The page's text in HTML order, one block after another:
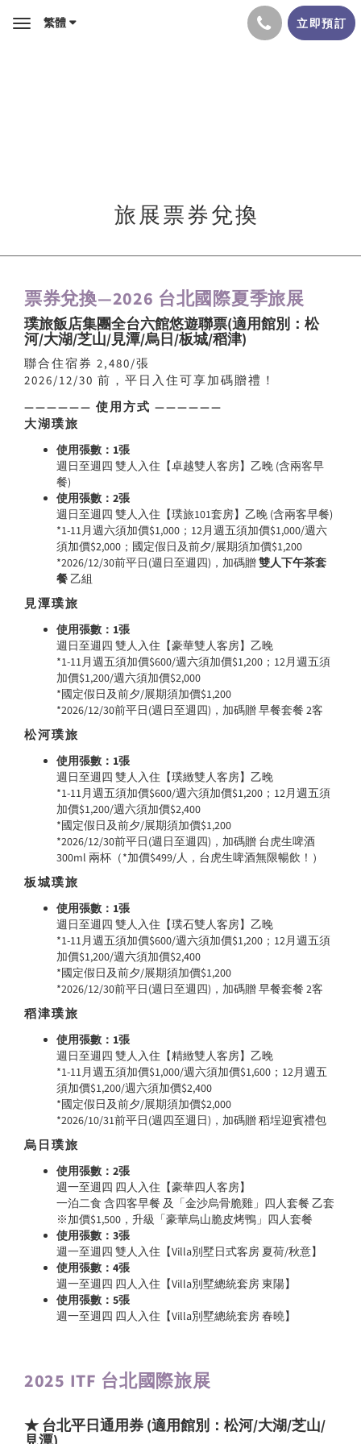
Toggle繁體 立即預訂
旅展票券兌換
票券兌換—2026 台北國際夏季旅展
璞旅飯店集團全台六館悠遊聯票(適用館別：松
河/大湖/芝山/見潭/烏日/板城/稻津)
聯合住宿券 2,480/張
2026/12/30 前，平日入住可享加碼贈禮！
—————— 使用方式 ——————
大湖璞旅
使用張數：1張
週日至週四 雙人入住【卓越雙人客房】乙晚 (含兩客早
餐)
使用張數：2張
週日至週四 雙人入住【璞旅101套房】乙晚 (含兩客早餐)
*1-11月週六須加價$1,000；12月週五須加價$1,000/週六
須加價$2,000；國定假日及前夕/展期須加價$1,200
*2026/12/30前平日(週日至週四)，加碼贈雙人下午茶套
餐乙組
見潭璞旅
使用張數：1張
週日至週四 雙人入住【豪華雙人客房】乙晚
*1-11月週五須加價$600/週六須加價$1,200；12月週五須
加價$1,200/週六須加價$2,000
*國定假日及前夕/展期須加價$1,200
*2026/12/30前平日(週日至週四)，加碼贈 早餐套餐 2客
松河璞旅
使用張數：1張
週日至週四 雙人入住【璞緻雙人客房】乙晚
*1-11月週五須加價$600/週六須加價$1,200；12月週五須
加價$1,200/週六須加價$2,400
*國定假日及前夕/展期須加價$1,200
*2026/12/30前平日(週日至週四)，加碼贈 台虎生啤酒
300ml 兩杯（*加價$499/人，台虎生啤酒無限暢飲！）
板城璞旅
使用張數：1張
週日至週四 雙人入住【璞石雙人客房】乙晚
*1-11月週五須加價$600/週六須加價$1,200；12月週五須
加價$1,200/週六須加價$2,400
*國定假日及前夕/展期須加價$1,200
*2026/12/30前平日(週日至週四)，加碼贈 早餐套餐 2客
稻津璞旅
使用張數：1張
週日至週四 雙人入住【精緻雙人客房】乙晚
*1-11月週五須加價$1,000/週六須加價$1,600；12月週五
須加價$1,200/週六須加價$2,400
*國定假日及前夕/展期須加價$2,000
*2026/10/31前平日(週四至週日)，加碼贈 稻埕迎賓禮包
烏日璞旅
使用張數：2張
週一至週四 四人入住【豪華四人客房】
一泊二食 含四客早餐 及「金沙烏骨脆雞」四人套餐 乙套
※加價$1,500，升級「豪華烏山脆皮烤鴨」四人套餐
使用張數：3張
週一至週四 雙人入住【Villa別墅日式客房 夏荷/秋意】
使用張數：4張
週一至週四 四人入住【Villa別墅總統套房 東陽】
使用張數：5張
週一至週四 四人入住【Villa別墅總統套房 春曉】
2025 ITF 台北國際旅展
★ 台北平日通用券 (適用館別：松河/大湖/芝山/